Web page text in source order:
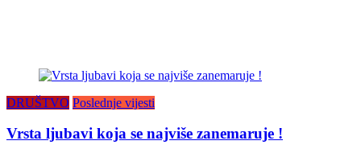
DRUŠTVO Poslednje vijesti
Vrsta ljubavi koja se najviše zanemaruje !